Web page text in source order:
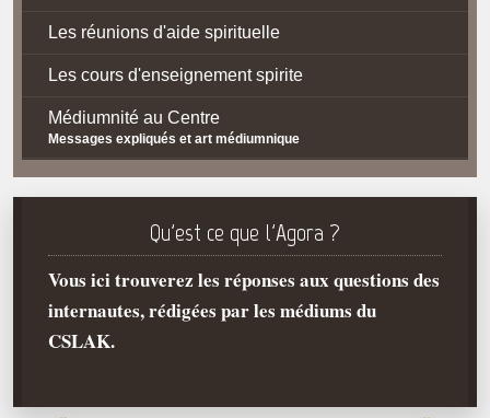
Les réunions d'aide spirituelle
Les cours d'enseignement spirite
Médiumnité au Centre
Messages expliqués et art médiumnique
Contact / Accès
Plan d'accès
Spiritisme
Qu'est-ce que c'est ?
Qu'est ce que l'Agora ?
Vous ici trouverez les réponses aux questions des
internautes, rédigées par les médiums du
CSLAK.